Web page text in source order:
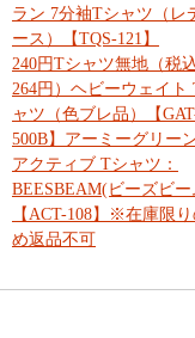
ラン 7分袖Tシャツ（レ
ース）【TQS-121】
240円Tシャツ無地（税
264円）ヘビーウェイト
ャツ（色ブレ品）【
500B】アーミーグリー
アクティブ Tシャツ：
BEESBEAM(ビーズビー
【ACT-108】※在庫限
め返品不可